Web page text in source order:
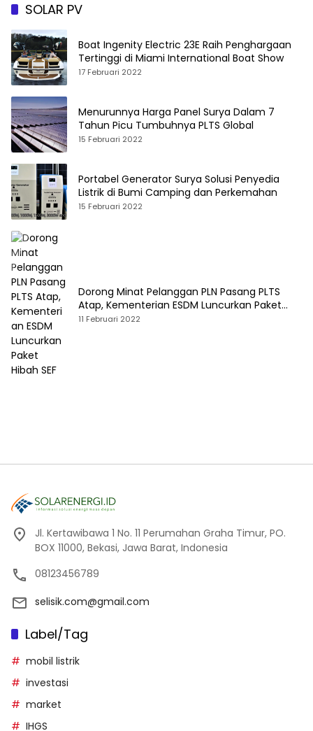
SOLAR PV
Boat Ingenity Electric 23E Raih Penghargaan
Tertinggi di Miami International Boat Show
17 Februari 2022
Menurunnya Harga Panel Surya Dalam 7
Tahun Picu Tumbuhnya PLTS Global
15 Februari 2022
Portabel Generator Surya Solusi Penyedia
Listrik di Bumi Camping dan Perkemahan
15 Februari 2022
Dorong Minat Pelanggan PLN Pasang PLTS
Atap, Kementerian ESDM Luncurkan Paket
Hibah SEF
11 Februari 2022
Jl. Kertawibawa 1 No. 11 Perumahan Graha Timur, PO.
BOX 11000, Bekasi, Jawa Barat, Indonesia
08123456789
selisik.com@gmail.com
Label/Tag
mobil listrik
investasi
market
IHGS